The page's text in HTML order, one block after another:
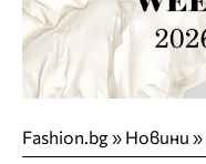
Fashion.bg» Новини »